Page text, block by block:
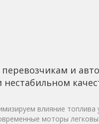
перевозчикам и
нестабильном
влияние топлива
моторы